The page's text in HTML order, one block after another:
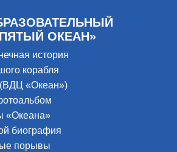
ОКЕАН»
история
корабля
«Океан»)
«Океана»
биография
порывы